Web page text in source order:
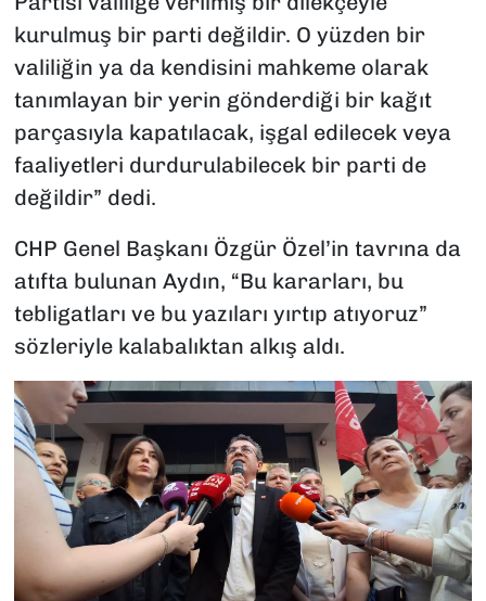
kurulmuş bir parti değildir. O yüzden bir
valiliğin ya da kendisini mahkeme olarak
tanımlayan bir yerin gönderdiği bir kağıt
parçasıyla kapatılacak, işgal edilecek veya
faaliyetleri durdurulabilecek bir parti de
değildir” dedi.
CHP Genel Başkanı Özgür Özel’in tavrına da
atıfta bulunan Aydın, “Bu kararları, bu
tebligatları ve bu yazıları yırtıp atıyoruz”
sözleriyle kalabalıktan alkış aldı.